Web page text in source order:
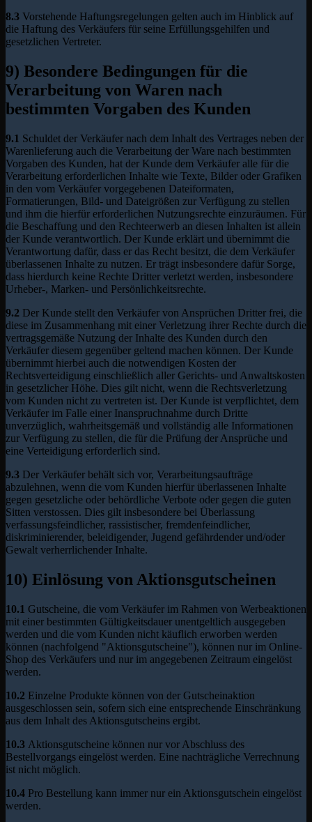
8.3 Vorstehende Haftungsregelungen gelten auch im Hinblick auf
die Haftung des Verkäufers für seine Erfüllungsgehilfen und
gesetzlichen Vertreter.
9) Besondere Bedingungen für die
Verarbeitung von Waren nach
bestimmten Vorgaben des Kunden
9.1 Schuldet der Verkäufer nach dem Inhalt des Vertrages neben der
Warenlieferung auch die Verarbeitung der Ware nach bestimmten
Vorgaben des Kunden, hat der Kunde dem Verkäufer alle für die
Verarbeitung erforderlichen Inhalte wie Texte, Bilder oder Grafiken
in den vom Verkäufer vorgegebenen Dateiformaten,
Formatierungen, Bild- und Dateigrößen zur Verfügung zu stellen
und ihm die hierfür erforderlichen Nutzungsrechte einzuräumen. Für
die Beschaffung und den Rechteerwerb an diesen Inhalten ist allein
der Kunde verantwortlich. Der Kunde erklärt und übernimmt die
Verantwortung dafür, dass er das Recht besitzt, die dem Verkäufer
überlassenen Inhalte zu nutzen. Er trägt insbesondere dafür Sorge,
dass hierdurch keine Rechte Dritter verletzt werden, insbesondere
Urheber-, Marken- und Persönlichkeitsrechte.
9.2 Der Kunde stellt den Verkäufer von Ansprüchen Dritter frei, die
diese im Zusammenhang mit einer Verletzung ihrer Rechte durch die
vertragsgemäße Nutzung der Inhalte des Kunden durch den
Verkäufer diesem gegenüber geltend machen können. Der Kunde
übernimmt hierbei auch die notwendigen Kosten der
Rechtsverteidigung einschließlich aller Gerichts- und Anwaltskosten
in gesetzlicher Höhe. Dies gilt nicht, wenn die Rechtsverletzung
vom Kunden nicht zu vertreten ist. Der Kunde ist verpflichtet, dem
Verkäufer im Falle einer Inanspruchnahme durch Dritte
unverzüglich, wahrheitsgemäß und vollständig alle Informationen
zur Verfügung zu stellen, die für die Prüfung der Ansprüche und
eine Verteidigung erforderlich sind.
9.3 Der Verkäufer behält sich vor, Verarbeitungsaufträge
abzulehnen, wenn die vom Kunden hierfür überlassenen Inhalte
gegen gesetzliche oder behördliche Verbote oder gegen die guten
Sitten verstossen. Dies gilt insbesondere bei Überlassung
verfassungsfeindlicher, rassistischer, fremdenfeindlicher,
diskriminierender, beleidigender, Jugend gefährdender und/oder
Gewalt verherrlichender Inhalte.
10) Einlösung von Aktionsgutscheinen
10.1 Gutscheine, die vom Verkäufer im Rahmen von Werbeaktionen
mit einer bestimmten Gültigkeitsdauer unentgeltlich ausgegeben
werden und die vom Kunden nicht käuflich erworben werden
können (nachfolgend "Aktionsgutscheine"), können nur im Online-
Shop des Verkäufers und nur im angegebenen Zeitraum eingelöst
werden.
10.2 Einzelne Produkte können von der Gutscheinaktion
ausgeschlossen sein, sofern sich eine entsprechende Einschränkung
aus dem Inhalt des Aktionsgutscheins ergibt.
10.3 Aktionsgutscheine können nur vor Abschluss des
Bestellvorgangs eingelöst werden. Eine nachträgliche Verrechnung
ist nicht möglich.
10.4 Pro Bestellung kann immer nur ein Aktionsgutschein eingelöst
werden.